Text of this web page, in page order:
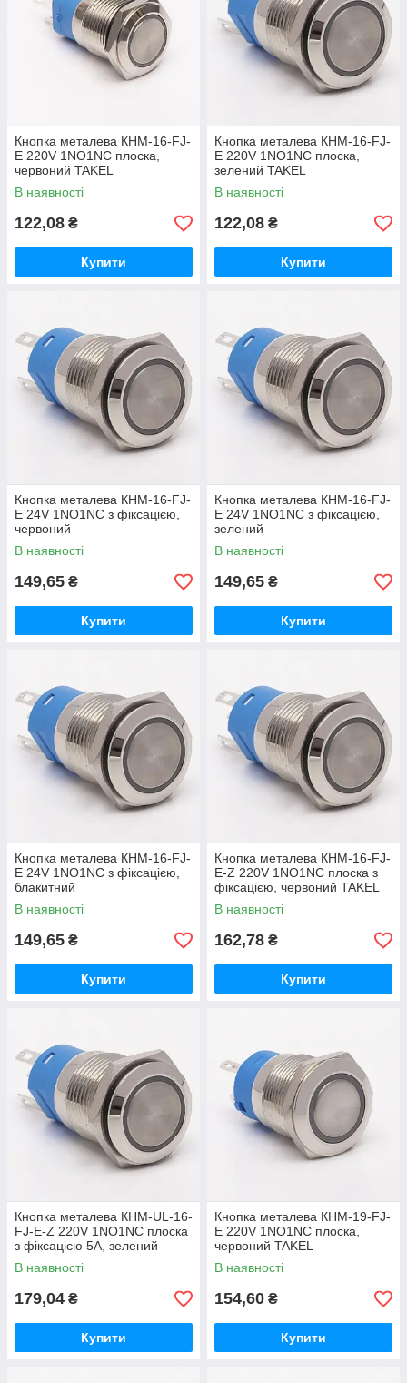
Кнопка металева КНМ-16-FJ-
E 220V 1NO1NC плоска,
червоний TAKEL
В наявності
122,08 ₴
Купити
Кнопка металева КНМ-16-FJ-
E 220V 1NO1NC плоска,
зелений TAKEL
В наявності
122,08 ₴
Купити
Кнопка металева КНМ-16-FJ-
E 24V 1NO1NC з фіксацією,
червоний
В наявності
149,65 ₴
Купити
Кнопка металева КНМ-16-FJ-
E 24V 1NO1NC з фіксацією,
зелений
В наявності
149,65 ₴
Купити
Кнопка металева КНМ-16-FJ-
E 24V 1NO1NC з фіксацією,
блакитний
В наявності
149,65 ₴
Купити
Кнопка металева КНМ-16-FJ-
E-Z 220V 1NO1NC плоска з
фіксацією, червоний TAKEL
В наявності
162,78 ₴
Купити
Кнопка металева КНМ-UL-16-
FJ-E-Z 220V 1NO1NC плоска
з фіксацією 5A, зелений
TAKEL
В наявності
179,04 ₴
Купити
Кнопка металева КНМ-19-FJ-
E 220V 1NO1NC плоска,
червоний TAKEL
В наявності
154,60 ₴
Купити